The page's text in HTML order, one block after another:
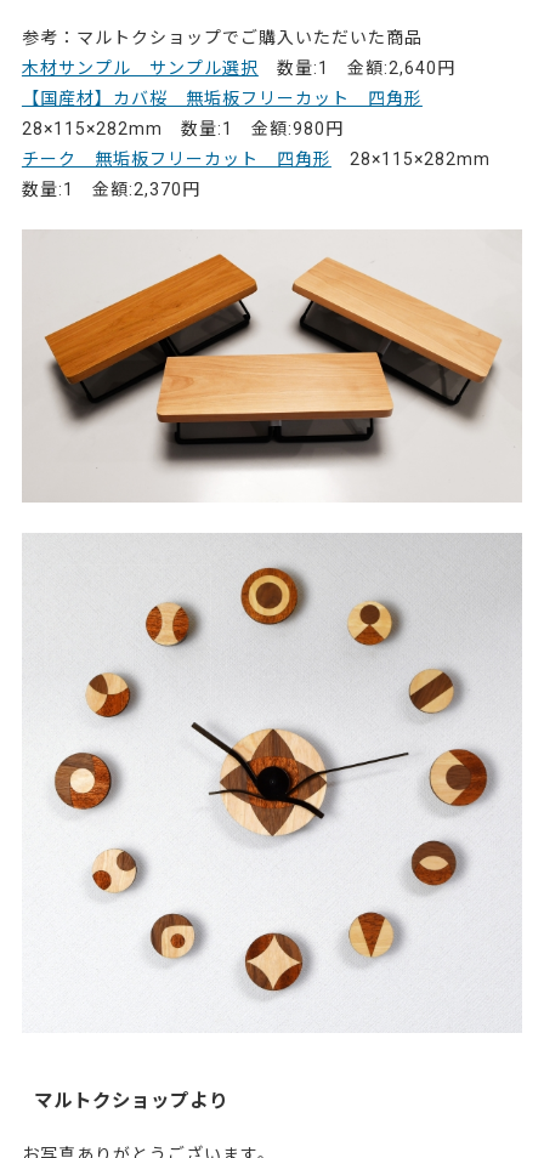
参考：マルトクショップでご購入いただいた商品
木材サンプル サンプル選択
数量:1 金額:2,640円
【国産材】カバ桜 無垢板フリーカット 四角形
28×115×282mm 数量:1 金額:980円
チーク 無垢板フリーカット 四角形
28×115×282mm
数量:1 金額:2,370円
マルトクショップより